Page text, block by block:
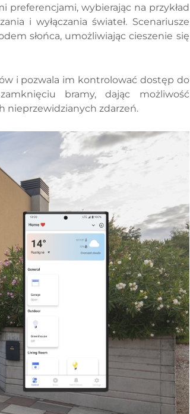
wybierając na przykład
i wyłączania świateł. Scenariusze
słońca, umożliwiając cieszenie się
i pozwala im kontrolować dostęp do
bramy, dając możliwość
nieprzewidzianych zdarzeń.